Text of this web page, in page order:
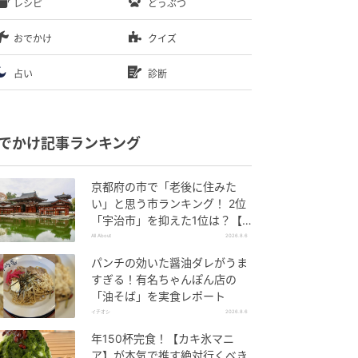
レシピ どうぶつ
おでかけ クイズ
占い 診断
かけ記事ランキング
京都府の市で「老後に住みた
い」と思う市ランキング！ 2位
「宇治市」を抑えた1位は？【2
026年調査】
All About 2026.8.6
パンチの効いた醤油ダレがうま
すぎる！有名ちゃんぽん店の
「油そば」を実食レポート
イチオシ 2026.8.6
年150杯完食！【カキ氷マニ
ア】が本気で推す絶対行くべき